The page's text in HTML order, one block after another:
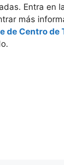
Entra en
más
de Centro de